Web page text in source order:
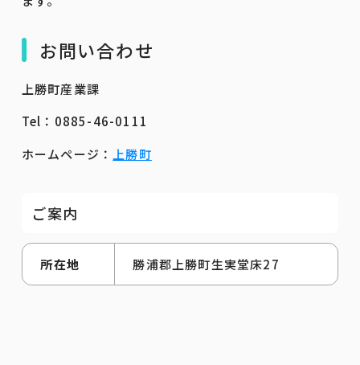
お問い合わせ
上勝町産業課
Tel：0885-46-0111
ホームページ：
上勝町
ご案内
所在地 勝浦郡上勝町生実堂床27